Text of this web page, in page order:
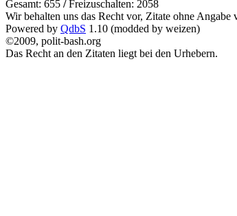
Gesamt: 655 /Freizuschalten: 2058
Wir behalten uns das Recht vor, Zitate ohne Angabe
Powered by QdbS 1.10 (modded by weizen)
©2009, polit-bash.org
Das Recht an den Zitaten liegt bei den Urhebern.